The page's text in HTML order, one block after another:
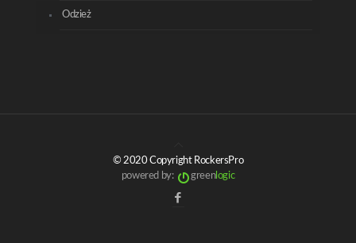
Odzież
© 2020 Copyright RockersPro
powered by:
greenlogic